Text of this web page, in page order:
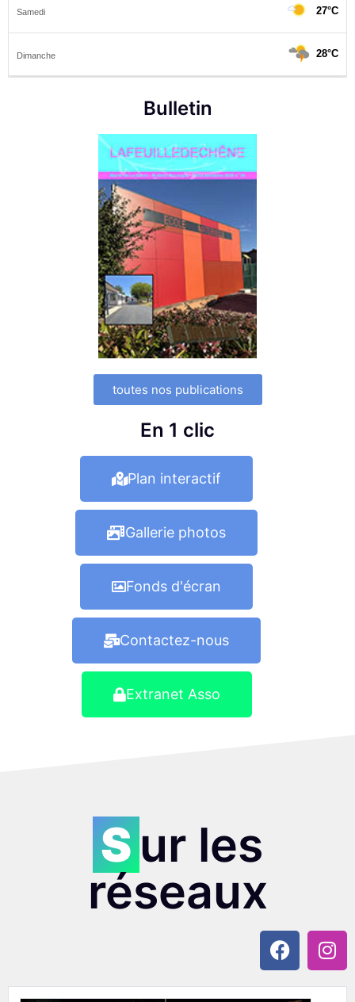
Bulletin
toutes nos publications
En 1 clic
Plan interactif
Gallerie photos
Fonds d'écran
Contactez-nous
Extranet Asso
Sur les
réseaux